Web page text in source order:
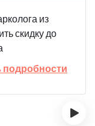
из
скидку до
подробности
›